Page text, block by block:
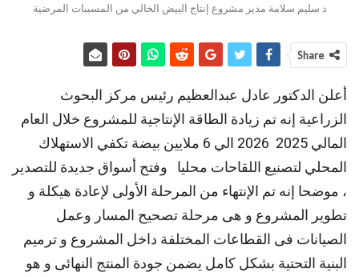
د سليم سلامة مدير مشروع إنتاج البيض الخالي من المسببات المرضية
Share
أعلن الدكتور عادل عبدالعظيم رئيس مركز البحوث
الزراعية إنه تم زيادة الطاقة الإنتاجية للمشروع خلال العام
المالي 2025 2026 الي 6 ملايين بيضة تكفي الاستهلاك
المحلي لتصنيع اللقاحات محليا وفتح أسواق جديدة للتصدير
، موضحا إنه تم الإنتهاء من المرحلة الأولى لإعادة هيكلة و
تطوير المشروع و هى مرحلة تصحيح المسار وعمل
الصيانات فى القطاعات المختلفة داخل المشروع و ترميم
البنية التحتية بشكل كامل يضمن جودة المنتج النهائى و هو